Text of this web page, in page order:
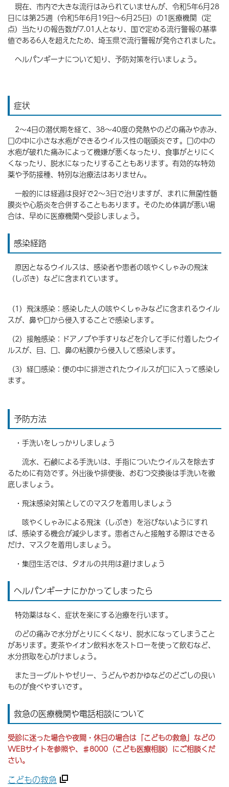
現在、市内で大きな流行はみられていませんが、令和5年6月28
日には第25週（令和5年6月19日～6月25日）の1医療機関（定
点）当たりの報告数が7.01人となり、国で定める流行警報の基準
値である6人を超えたため、埼玉県で流行警報が発令されました。
ヘルパンギーナについて知り、予防対策を行いましょう。
症状
2～4日の潜伏期を経て、38～40度の発熱やのどの痛みや赤み、
口の中に小さな水疱ができるウイルス性の咽頭炎です。口の中の
水疱が破れた痛みによって機嫌が悪くなったり、食事がとりにく
くなったり、脱水になったりすることもあります。有効的な特効
薬や予防接種、特別な治療法はありません。
一般的には経過は良好で2～3日で治りますが、まれに無菌性髄
膜炎や心筋炎を合併することもあります。そのため体調が悪い場
合は、早めに医療機関へ受診しましょう。
感染経路
原因となるウイルスは、感染者や患者の咳やくしゃみの飛沫
（しぶき）などに含まれています。
（1）飛沫感染：感染した人の咳やくしゃみなどに含まれるウイル
スが、鼻や口から侵入することで感染します。
（2）接触感染：ドアノブや手すりなどを介して手に付着したウイ
ルスが、目、口、鼻の粘膜から侵入して感染します。
（3）経口感染：便の中に排泄されたウイルスが口に入って感染し
ます。
予防方法
・手洗いをしっかりしましょう
流水、石鹸による手洗いは、手指についたウイルスを除去す
るために有効です。外出後や排便後、おむつ交換後は手洗いを徹
底しましょう。
・飛沫感染対策としてのマスクを着用しましょう
咳やくしゃみによる飛沫（しぶき）を浴びないようにすれ
ば、感染する機会が減少します。患者さんと接触する際はできる
だけ、マスクを着用しましょう。
・集団生活では、タオルの共用は避けましょう
ヘルパンギーナにかかってしまったら
特効薬はなく、症状を楽にする治療を行います。
のどの痛みで水分がとりにくくなり、脱水になってしまうこと
があります。麦茶やイオン飲料水をストローを使って飲むなど、
水分摂取を心がけましょう。
またヨーグルトやゼリー、うどんやおかゆなどのどごしの良い
ものが食べやすいです。
救急の医療機関や電話相談について
受診に迷った場合や夜間・休日の場合は「こどもの救急」などの
WEBサイトを参照や、♯8000（こども医療相談）にご相談くだ
さい。
こどもの救急